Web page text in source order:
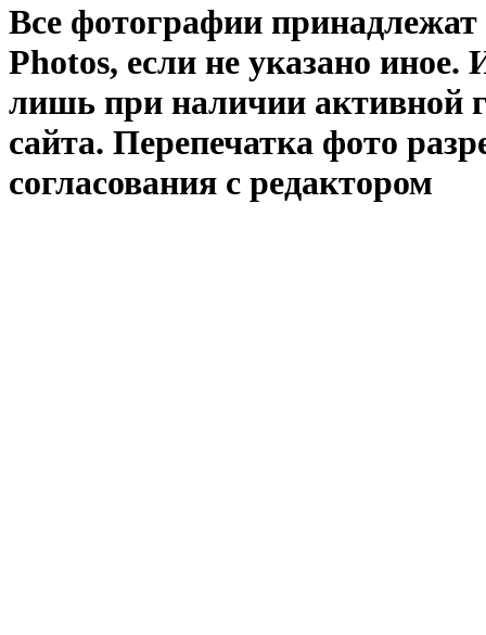
Все фотографии
Photos, если не указано иное.
лишь при наличии активной
сайта. Перепечатка фото
согласования с редактором